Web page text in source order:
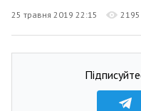
25 травня 2019 22:15 2195